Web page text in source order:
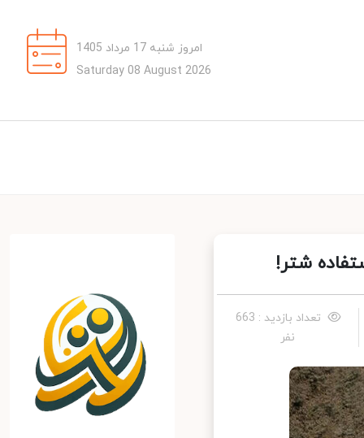
امروز شنبه 17 مرداد 1405
Saturday 08 August 2026
شتر!
تعداد بازدید : 663
نفر